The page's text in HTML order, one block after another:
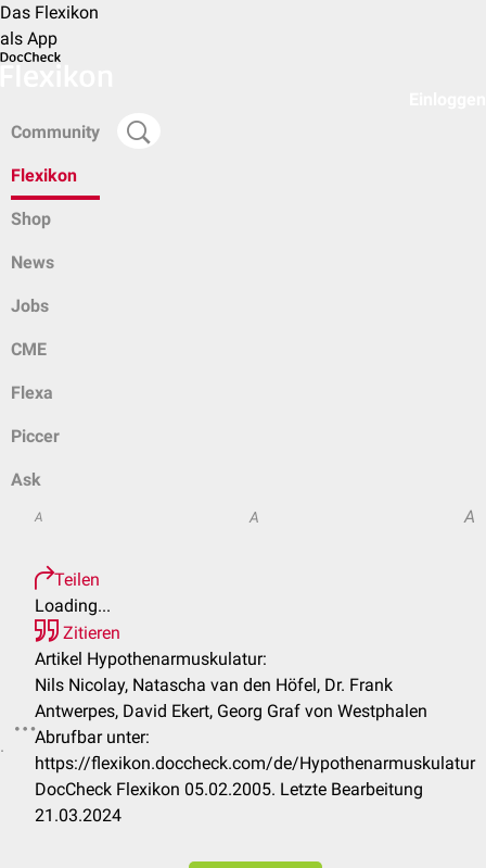
Das Flexikon
als App
Community
Flexikon
Shop
News
Jobs
CME
Flexa
Piccer
Ask
A A A
Teilen
Loading...
Zitieren
Artikel Hypothenarmuskulatur:
Nils Nicolay, Natascha van den Höfel, Dr. Frank
Antwerpes, David Ekert, Georg Graf von Westphalen
Abrufbar unter:
https://flexikon.doccheck.com/de/Hypothenarmuskulatur
DocCheck Flexikon 05.02.2005. Letzte Bearbeitung
21.03.2024